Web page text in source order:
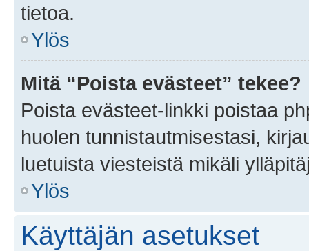
tietoa.
Ylös
Mitä “Poista evästeet” tekee?
Poista evästeet-linkki poistaa
huolen tunnistautmisestasi,
luetuista viesteistä mikäli
Ylös
Käyttäjän asetukset